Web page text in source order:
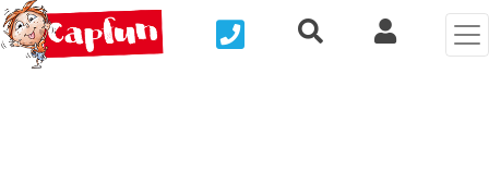
Nous contacterRecherche rapide
Mi